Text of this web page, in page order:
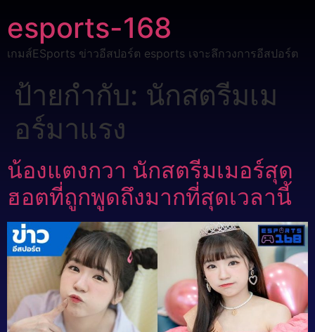
esports-168
เกมส์ESports ข่าวอีสปอร์ต esports เจาะลึกวงการอีสปอร์ต
ป้ายกำกับ: นักสตรีมเม
อร์มาแรง
น้องแตงกวา นักสตรีมเมอร์สุด
ฮอตที่ถูกพูดถึงมากที่สุดเวลานี้